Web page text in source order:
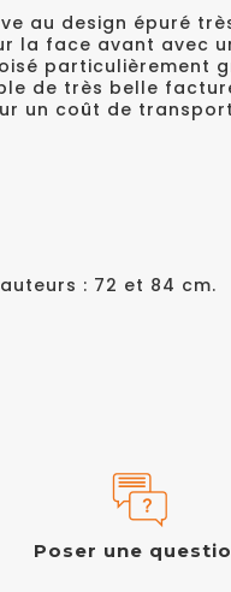
au design épuré
la face avant avec
particulièrement
de très belle
un coût de transport
: 72 et 84 cm.
Poser une